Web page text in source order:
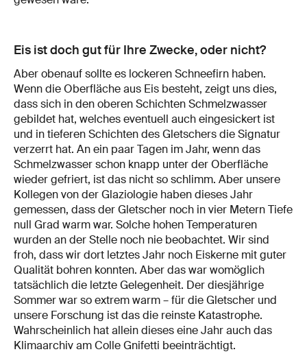
Eis ist doch gut für Ihre Zwecke, oder nicht?
Aber obenauf sollte es lockeren Schneefirn haben.
Wenn die Oberfläche aus Eis besteht, zeigt uns dies,
dass sich in den oberen Schichten Schmelzwasser
gebildet hat, welches eventuell auch eingesickert ist
und in tieferen Schichten des Gletschers die Signatur
verzerrt hat. An ein paar Tagen im Jahr, wenn das
Schmelzwasser schon knapp unter der Oberfläche
wieder gefriert, ist das nicht so schlimm. Aber unsere
Kollegen von der Glaziologie haben dieses Jahr
gemessen, dass der Gletscher noch in vier Metern Tiefe
null Grad warm war. Solche hohen Temperaturen
wurden an der Stelle noch nie beobachtet. Wir sind
froh, dass wir dort letztes Jahr noch Eiskerne mit guter
Qualität bohren konnten. Aber das war womöglich
tatsächlich die letzte Gelegenheit. Der diesjährige
Sommer war so extrem warm – für die Gletscher und
unsere Forschung ist das die reinste Katastrophe.
Wahrscheinlich hat allein dieses eine Jahr auch das
Klimaarchiv am Colle Gnifetti beeinträchtigt.